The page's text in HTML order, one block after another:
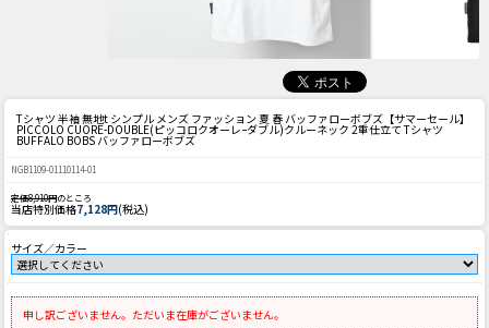
Tシャツ 半袖 無地t シンプル メンズ ファッション 夏 春 バッファローボブズ 【サマーセール】
PICCOLO CUORE-DOUBLE(ピッコロクオーレｰダブル)クルーネック 2重仕立て Tシャツ
BUFFALO BOBS バッファローボブズ
NGB1109-01110114-01
定価8,910円のところ
当店特別価格7,128円(税込)
サイズ／カラー
申し訳ございません。ただいま在庫がございません。